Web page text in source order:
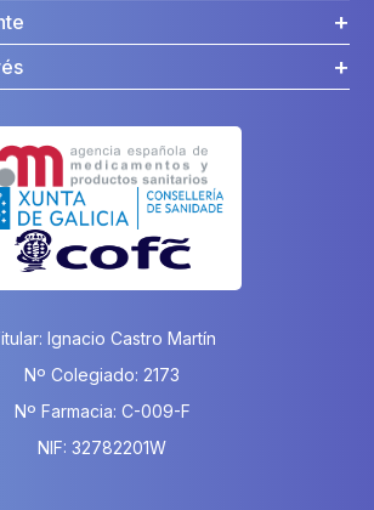
Ignacio Castro Martín
Nº Colegiado: 2173
Nº Farmacia: C-009-F
NIF: 32782201W